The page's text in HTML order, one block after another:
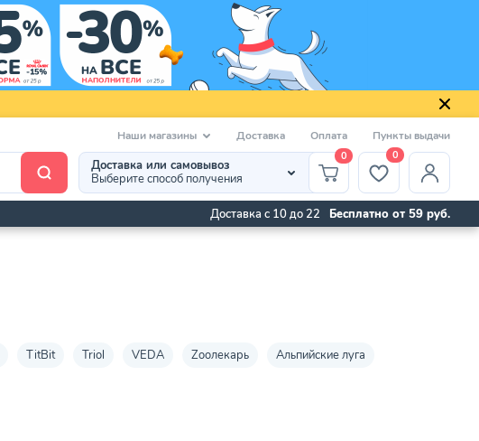
Наши магазины Доставка Оплата Пункты выдачи
Доставка или самовывоз
Выберите способ получения
0 0
Доставка с 10 до 22 Бесплатно от 59 руб.
TitBit Triol VEDA Zooлекарь Альпийские луга